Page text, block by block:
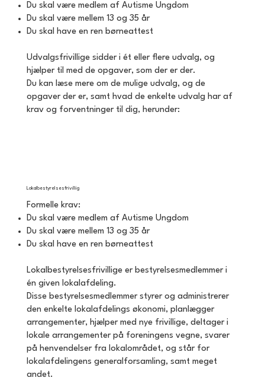
Du skal være medlem af Autisme Ungdom
Du skal være mellem 13 og 35 år
Du skal have en ren børneattest
Udvalgsfrivillige sidder i ét eller flere udvalg, og
hjælper til med de opgaver, som der er der.
Du kan læse mere om de mulige udvalg, og de
opgaver der er, samt hvad de enkelte udvalg har af
krav og forventninger til dig, herunder:
Lokalbestyrelsesfrivillig
Formelle krav:
Du skal være medlem af Autisme Ungdom
Du skal være mellem 13 og 35 år
Du skal have en ren børneattest
Lokalbestyrelsesfrivillige er bestyrelsesmedlemmer i
én given lokalafdeling.
Disse bestyrelsesmedlemmer styrer og administrerer
den enkelte lokalafdelings økonomi, planlægger
arrangementer, hjælper med nye frivillige, deltager i
lokale arrangementer på foreningens vegne, svarer
på henvendelser fra lokalområdet, og står for
lokalafdelingens generalforsamling, samt meget
andet.